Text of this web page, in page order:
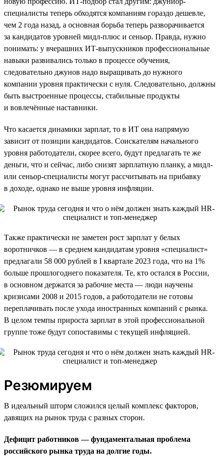
специалисты теперь обходятся компаниям гораздо дешевле,
чем 2 года назад, а основная борьба теперь разворачивается
за кандидатов уровней мидл-плюс и сеньор. Правда, нужно
понимать: у вчерашних ИТ-выпускников профессиональные
навыки развивались только в процессе обучения,
следовательно джунов надо выращивать до нужного
компании уровня практически с нуля. Следовательно, должны
быть выстроенные процессы, стабильные продукты
и вовлечённые наставники.
Что касается динамики зарплат, то в ИТ она напрямую
зависит от позиции кандидатов. Соискателям начального
уровня работодатели, скорее всего, будут предлагать те же
деньги, что и сейчас, либо снизят зарплатную планку, а мидл-
или сеньор-специалисты могут рассчитывать на прибавку
в доходе, однако не выше уровня инфляции.
Также практически не заметен рост зарплат у белых
воротничков — в среднем кандидатам уровня «специалист»
предлагали 58 000 рублей в I квартале 2023 года, что на 1%
больше прошлогоднего показателя. Те, кто остался в России,
в основном держатся за рабочие места — люди научены
кризисами 2008 и 2015 годов, а работодатели не готовы
переплачивать после ухода иностранных компаний с рынка.
В целом темпы прироста зарплат в этой профессиональной
группе тоже будут сопоставимы с текущей инфляцией.
Резюмируем
В идеальный шторм сложился целый комплекс факторов,
давящих на рынок труда с разных сторон.
Дефицит работников — фундаментальная проблема
российского рынка труда на долгие годы.